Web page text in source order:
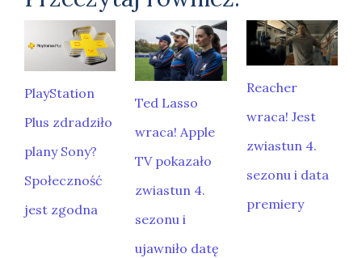
PlayStation
Plus zdradziło
plany Sony?
Społeczność
jest zgodna
Ted Lasso
wraca! Apple
TV pokazało
zwiastun 4.
sezonu i
ujawniło datę
Reacher
wraca! Jest
zwiastun 4.
sezonu i data
premiery